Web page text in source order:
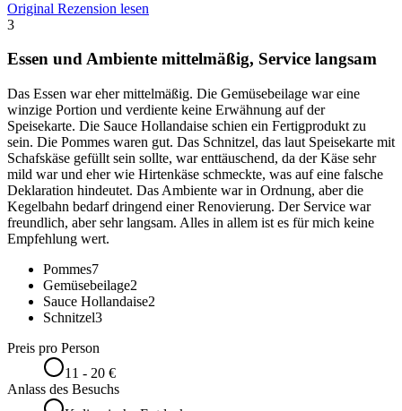
Original Rezension lesen
3
Essen und Ambiente mittelmäßig, Service langsam
Das Essen war eher mittelmäßig. Die Gemüsebeilage war eine
winzige Portion und verdiente keine Erwähnung auf der
Speisekarte. Die Sauce Hollandaise schien ein Fertigprodukt zu
sein. Die Pommes waren gut. Das Schnitzel, das laut Speisekarte mit
Schafskäse gefüllt sein sollte, war enttäuschend, da der Käse sehr
mild war und eher wie Hirtenkäse schmeckte, was auf eine falsche
Deklaration hindeutet. Das Ambiente war in Ordnung, aber die
Kegelbahn bedarf dringend einer Renovierung. Der Service war
freundlich, aber sehr langsam. Alles in allem ist es für mich keine
Empfehlung wert.
Pommes7
Gemüsebeilage2
Sauce Hollandaise2
Schnitzel3
Preis pro Person
11 - 20 €
Anlass des Besuchs